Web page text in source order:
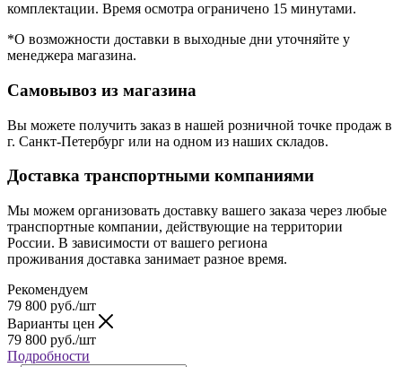
комплектации. Время осмотра ограничено 15 минутами.
*О возможности доставки в выходные дни уточняйте у
менеджера магазина.
Самовывоз из магазина
Вы можете получить заказ в нашей розничной точке продаж в
г. Санкт-Петербург или на одном из наших складов.
Доставка транспортными компаниями
Мы можем организовать доставку вашего заказа через любые
транспортные компании, действующие на территории
России. В зависимости от вашего региона
проживания доставка занимает разное время.
Рекомендуем
79 800 руб./шт
Варианты цен
79 800 руб./шт
Подробности